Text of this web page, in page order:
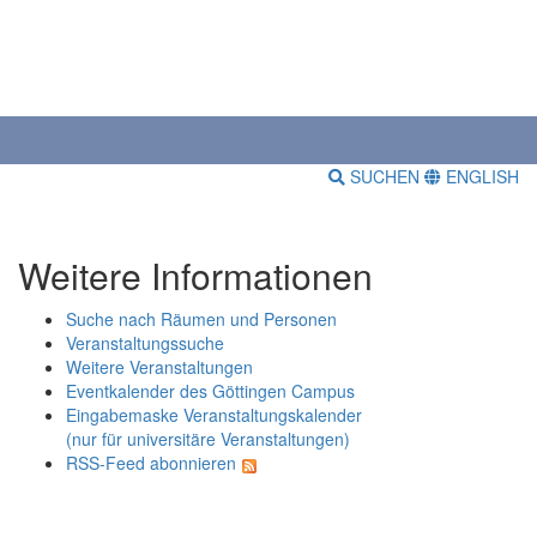
SUCHEN ENGLISH
Weitere Informationen
Suche nach Räumen und Personen
Veranstaltungssuche
Weitere Veranstaltungen
Eventkalender des Göttingen Campus
Eingabemaske Veranstaltungskalender
(nur für universitäre Veranstaltungen)
RSS-Feed abonnieren